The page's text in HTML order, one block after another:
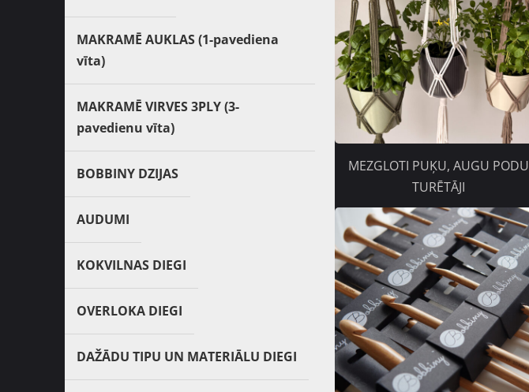
MAKRAMĒ AUKLAS (1-pavediena
vīta)
MAKRAMĒ VIRVES 3PLY (3-
pavedienu vīta)
BOBBINY DZIJAS
AUDUMI
KOKVILNAS DIEGI
OVERLOKA DIEGI
DAŽĀDU TIPU UN MATERIĀLU DIEGI
MEZGLOTI PUĶU, AUGU PODU
TURĒTĀJI